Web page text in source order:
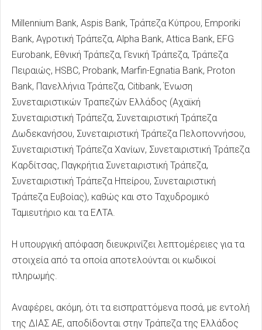
Millennium Bank, Aspis Bank, Τράπεζα Κύπρου, Emporiki
Bank, Αγροτική Τράπεζα, Alpha Bank, Attica Bank, EFG
Eurobank, Εθνική Τράπεζα, Γενική Τράπεζα, Τράπεζα
Πειραιώς, HSBC, Probank, Marfin-Egnatia Bank, Proton
Bank, Πανελλήνια Τράπεζα, Citibank, Ένωση
Συνεταιριστικών Τραπεζών Ελλάδος (Αχαϊκή
Συνεταιριστική Τράπεζα, Συνεταιριστική Τράπεζα
Δωδεκανήσου, Συνεταιριστική Τράπεζα Πελοποννήσου,
Συνεταιριστική Τράπεζα Χανίων, Συνεταιριστική Τράπεζα
Καρδίτσας, Παγκρήτια Συνεταιριστική Τράπεζα,
Συνεταιριστική Τράπεζα Ηπείρου, Συνεταιριστική
Τράπεζα Ευβοίας), καθώς και στο Ταχυδρομικό
Ταμιευτήριο και τα ΕΛΤΑ.
Η υπουργική απόφαση διευκρινίζει λεπτομέρειες για τα
στοιχεία από τα οποία αποτελούνται οι κωδικοί
πληρωμής.
Αναφέρει, ακόμη, ότι τα εισπραττόμενα ποσά, με εντολή
της ΔΙΑΣ ΑΕ, αποδίδονται στην Τράπεζα της Ελλάδος